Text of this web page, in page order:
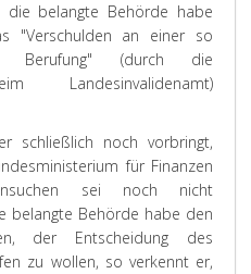
die belangte Behörde habe
"Verschulden an einer so
Berufung" (durch die
Landesinvalidenamt)
schließlich noch vorbringt,
für Finanzen
sei noch nicht
belangte Behörde habe den
der Entscheidung des
zu wollen, so verkennt er,